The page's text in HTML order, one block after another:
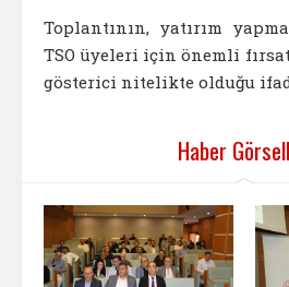
Toplantının, yatırım
TSO üyeleri için önemli
gösterici nitelikte olduğu
Haber